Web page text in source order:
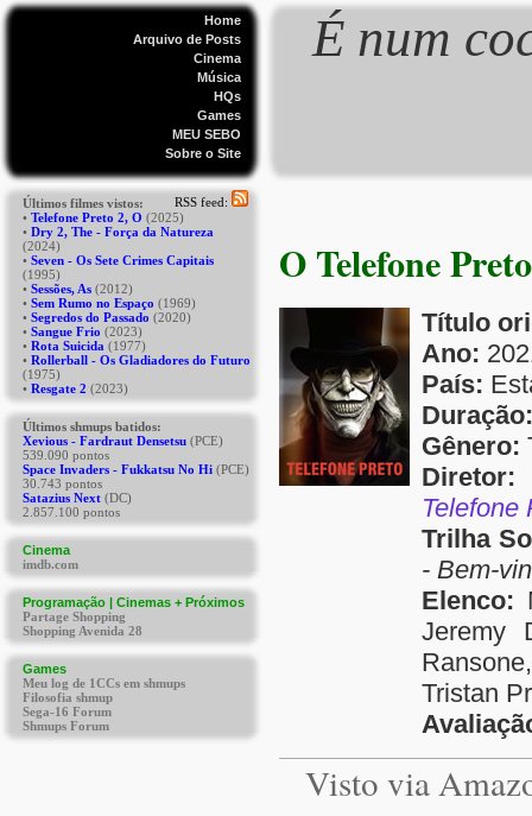
O Telefone Preto
Título
Ano:
País:
Duração:
Gênero:
Diretor:
Telefone
Trilha
- Bem-
Elenco:
Jeremy
Tristan
Visto via
É num
Home
Arquivo de Posts
Cinema
Música
HQs
Games
MEU SEBO
Sobre o Site